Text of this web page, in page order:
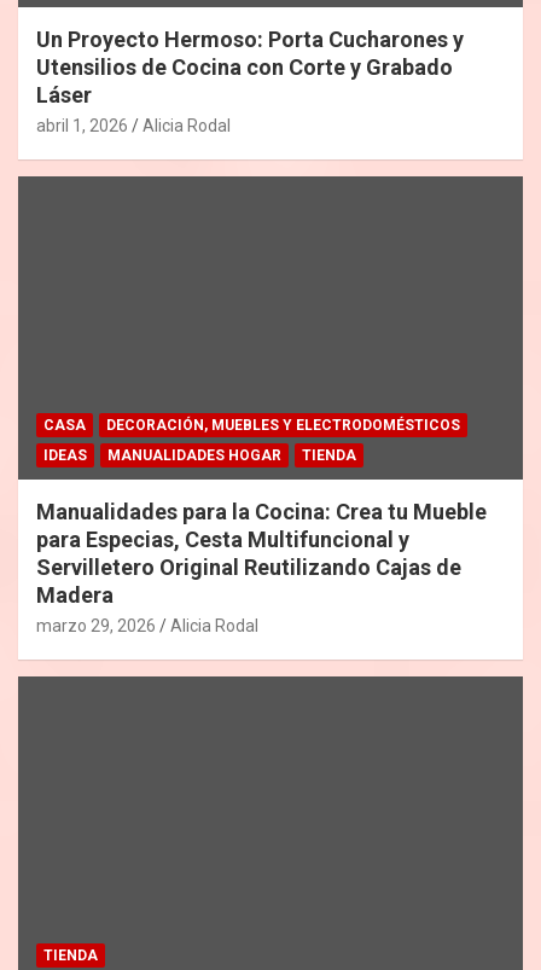
Un Proyecto Hermoso: Porta Cucharones y
Utensilios de Cocina con Corte y Grabado
Láser
abril 1, 2026 Alicia Rodal
CASA
DECORACIÓN, MUEBLES Y ELECTRODOMÉSTICOS
IDEAS
MANUALIDADES HOGAR TIENDA
Manualidades para la Cocina: Crea tu Mueble
para Especias, Cesta Multifuncional y
Servilletero Original Reutilizando Cajas de
Madera
marzo 29, 2026 Alicia Rodal
TIENDA